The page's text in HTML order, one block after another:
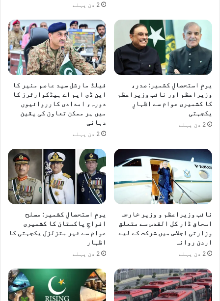
2 دن پہلے
یومِ استحصالِ کشمیر: صدر،
وزیراعظم اور نائب وزیراعظم
کا کشمیری عوام سے اظہارِ
یکجہتی
2 دن پہلے
فیلڈ مارشل سید عاصم منیر کا
این ڈی ایم اے ہیڈکوارٹرز کا
دورہ، امدادی کارروائیوں
میں ہر ممکن تعاون کی یقین
دہانی
2 دن پہلے
نائب وزیراعظم و وزیر خارجہ
اسحاق ڈار کل القدس سے متعلق
وزارتی اجلاس میں شرکت کے لیے
اردن روانہ
2 دن پہلے
یومِ استحصالِ کشمیر: مسلح
افواجِ پاکستان کا کشمیری
عوام سے غیر متزلزل یکجہتی کا
اظہار
2 دن پہلے